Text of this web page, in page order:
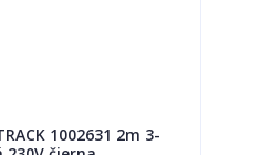
1002631 2m 3-